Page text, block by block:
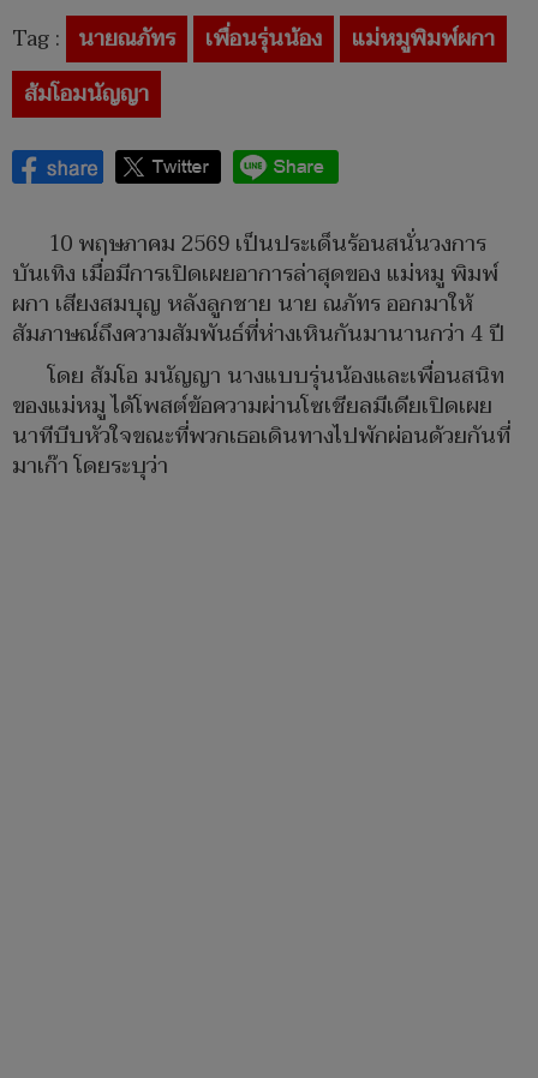
Tag : นายณภัทร เพื่อนรุ่นน้อง
แม่หมูพิมพ์ผกา
ส้มโอมนัญญา
10 พฤษภาคม 2569 เป็นประเด็นร้อนสนั่นวงการ
บันเทิง เมื่อมีการเปิดเผยอาการล่าสุดของ แม่หมู พิมพ์
ผกา เสียงสมบุญ หลังลูกชาย นาย ณภัทร ออกมาให้
สัมภาษณ์ถึงความสัมพันธ์ที่ห่างเหินกันมานานกว่า 4 ปี
โดย ส้มโอ มนัญญา นางแบบรุ่นน้องและเพื่อนสนิท
ของแม่หมู ได้โพสต์ข้อความผ่านโซเชียลมีเดียเปิดเผย
นาทีบีบหัวใจขณะที่พวกเธอเดินทางไปพักผ่อนด้วยกันที่
มาเก๊า โดยระบุว่า